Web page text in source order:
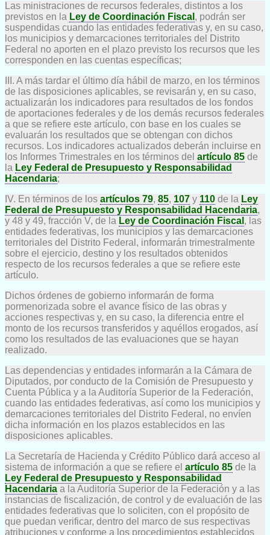
Las ministraciones de recursos federales, distintos a los
previstos en la Ley de Coordinación Fiscal , podrán ser
suspendidas cuando las entidades federativas y, en su caso,
los municipios y demarcaciones territoriales del Distrito
Federal no aporten en el plazo previsto los recursos que les
corresponden en las cuentas específicas;
III. A más tardar el último día hábil de marzo, en los términos
de las disposiciones aplicables, se revisarán y, en su caso,
actualizarán los indicadores para resultados de los fondos
de aportaciones federales y de los demás recursos federales
a que se refiere este artículo, con base en los cuales se
evaluarán los resultados que se obtengan con dichos
recursos. Los indicadores actualizados deberán incluirse en
los Informes Trimestrales en los términos del artículo 85 de
la Ley Federal de Presupuesto y Responsabilidad
Hacendaria;
IV. En términos de los artículos 79, 85, 107 y 110 de la Ley
Federal de Presupuesto y Responsabilidad Hacendaria,
y 48 y 49, fracción V, de la Ley de Coordinación Fiscal , las
entidades federativas, los municipios y las demarcaciones
territoriales del Distrito Federal, informarán trimestralmente
sobre el ejercicio, destino y los resultados obtenidos
respecto de los recursos federales a que se refiere este
artículo.
Dichos órdenes de gobierno informarán de forma
pormenorizada sobre el avance físico de las obras y
acciones respectivas y, en su caso, la diferencia entre el
monto de los recursos transferidos y aquéllos erogados, así
como los resultados de las evaluaciones que se hayan
realizado.
Las dependencias y entidades informarán a la Cámara de
Diputados, por conducto de la Comisión de Presupuesto y
Cuenta Pública y a la Auditoría Superior de la Federación,
cuando las entidades federativas, así como los municipios y
demarcaciones territoriales del Distrito Federal, no envíen
dicha información en los plazos establecidos en las
disposiciones aplicables.
La Secretaría de Hacienda y Crédito Público dará acceso al
sistema de información a que se refiere el artículo 85 de la
Ley Federal de Presupuesto y Responsabilidad
Hacendaria a la Auditoría Superior de la Federación y a las
instancias de fiscalización, de control y de evaluación de las
entidades federativas que lo soliciten, con el propósito de
que puedan verificar, dentro del marco de sus respectivas
atribuciones y conforme a los procedimientos establecidos